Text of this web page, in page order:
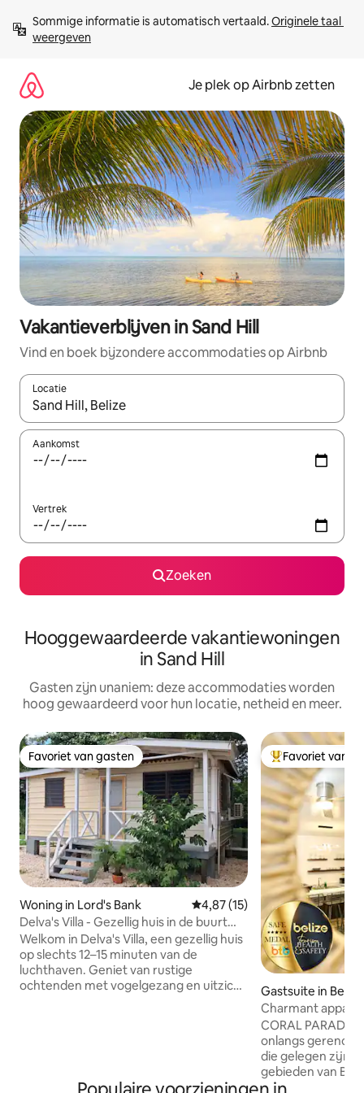
direct
naar
Sommige informatie is automatisch vertaald. Originele taal
weergeven
Je plek op Airbnb zetten
Vakantieverblijven in Sand Hill
Vind en boek bijzondere accommodaties op Airbnb
Locatie
Wanneer er resultaten beschikbaar zijn, maak je een keuze
Aankomst
Vertrek
Zoeken
Hooggewaardeerde vakantiewoningen
in Sand Hill
Gasten zijn unaniem: deze accommodaties worden
hoog gewaardeerd voor hun locatie, netheid en meer.
Favoriet van gasten
Favoriet van gasten
Woning in Lord's Bank Gemiddelde beoordeling van
4,87 (15)
Delva's Villa - Gezellig huis in de buurt
van luchthaven en stad
Welkom in Delva's Villa, een gezellig huis
op slechts 12–15 minuten van de
luchthaven. Geniet van rustige
ochtenden met vogelgezang en uitzicht
Topfavoriet van
Favoriet van
Gastsuite in
Charmant
slaapkamers in
Starfish Villa
CORAL
onlangs
die gelegen zijn
gebieden van
in dezelfde straat